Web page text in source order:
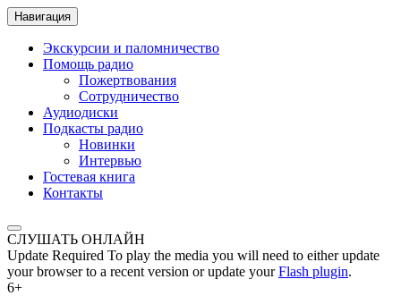
Навигация
Экскурсии и паломничество
Помощь радио
Пожертвования
Сотрудничество
Аудиодиски
Подкасты радио
Новинки
Интервью
Гостевая книга
Контакты
СЛУШАТЬ ОНЛАЙН
Update Required To play the media you will need to either update
your browser to a recent version or update yourFlash plugin.
6+